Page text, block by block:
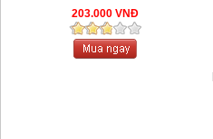
203.000 VNĐ